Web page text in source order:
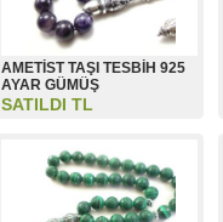
AMETİST TAŞI TESBİH 925
AYAR GÜMÜŞ
SATILDI TL